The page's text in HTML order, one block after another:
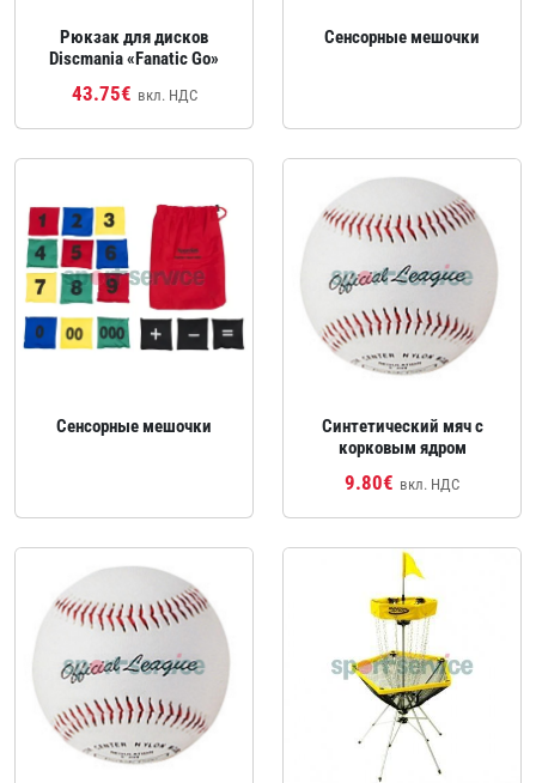
Рюкзак для дисков
Discmania «Fanatic Go»
43.75€ вкл. НДС
Сенсорные мешочки
Сенсорные мешочки
Синтетический мяч с
корковым ядром
9.80€ вкл. НДС